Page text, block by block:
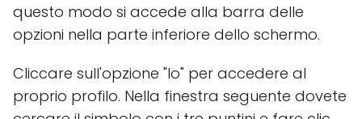
questo modo si accede alla barra delle
opzioni nella parte inferiore dello schermo.
Cliccare sull'opzione "Io" per accedere al
proprio profilo. Nella finestra seguente dovete